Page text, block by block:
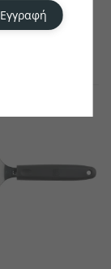
Εγγραφή